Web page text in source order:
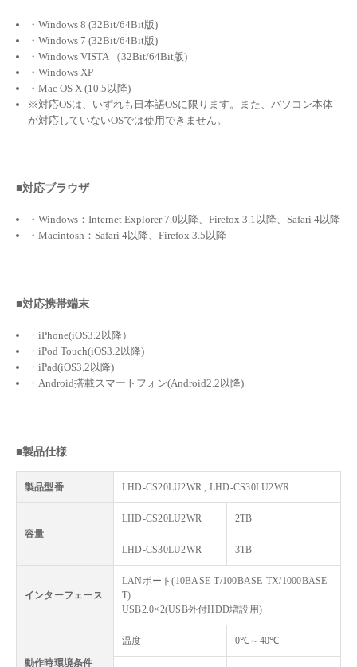
・Windows 8 (32Bit/64Bit版)
・Windows 7 (32Bit/64Bit版)
・Windows VISTA （32Bit/64Bit版)
・Windows XP
・Mac OS X (10.5以降)
※対応OSは、いずれも日本語OSに限ります。また、パソコン本体
が対応していないOSでは使用できません。
■対応ブラウザ
・Windows：Internet Explorer 7.0以降、Firefox 3.1以降、Safari 4以降
・Macintosh：Safari 4以降、Firefox 3.5以降
■対応携帯端末
・iPhone(iOS3.2以降）
・iPod Touch(iOS3.2以降)
・iPad(iOS3.2以降)
・Android搭載スマートフォン(Android2.2以降)
■製品仕様
製品型番 LHD-CS20LU2WR , LHD-CS30LU2WR
容量
LHD-CS20LU2WR 2TB
LHD-CS30LU2WR 3TB
インターフェース
LANポート(10BASE-T/100BASE-TX/1000BASE-
T)
USB2.0×2(USB外付HDD増設用)
動作時環境条件
温度 0℃～40℃